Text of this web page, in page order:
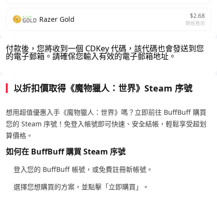
Razer Gold $2.68
轉帳費用
付款後，您將收到一個 CDKey 代碼，該代碼也會發送到您
的電子郵箱。請確保您輸入有效的電子郵箱地址。
以折扣價取得《魔物獵人：世界》Steam 序號
想用超值優惠入手《魔物獵人：世界》嗎？立即前往 BuffBuff 購買
您的 Steam 序號！免登入帳號即可快速、安全結帳，輕鬆享受超划
算價格。
如何在 BuffBuff 購買 Steam 序號
登入您的 BuffBuff 帳號，或免費註冊新帳號。
選擇您想購買的方案，並點擊「立即購買」。